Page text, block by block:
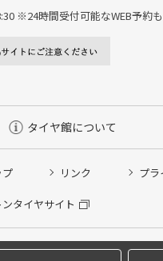
※24時間受付可能なWEB予約
タイヤ館について
プ リンク プ
タイヤサイト
替え/オイル交換/その他ピット
替え※タイヤ履き替えを希望の
約 ※クローク契約会員の方はご